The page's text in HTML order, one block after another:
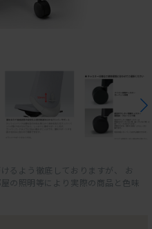
るよう徹底しておりますが、 お
の照明等により実際の商品と色味